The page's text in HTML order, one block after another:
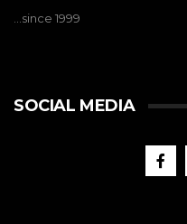
…since 1999
SOCIAL MEDIA